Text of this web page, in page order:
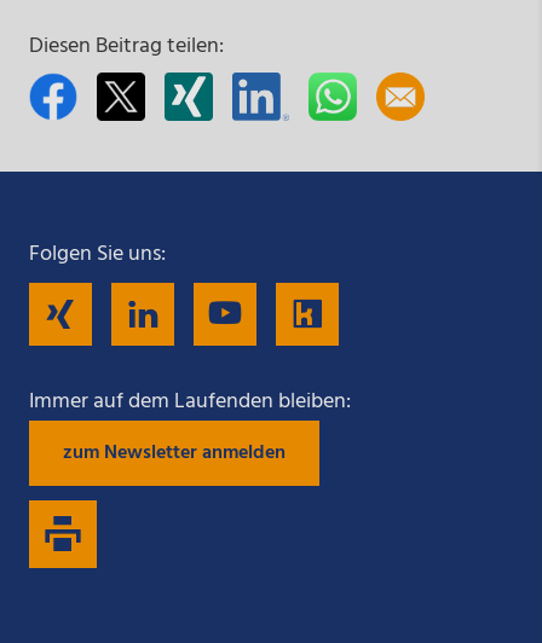
Diesen Beitrag teilen:
Folgen Sie uns:
Folgen
Sie
uns
auf
Folgen
Sie
uns
Folgen
Sie
uns
Sie
Immer auf dem Laufenden bleiben:
zum Newsletter anmelden